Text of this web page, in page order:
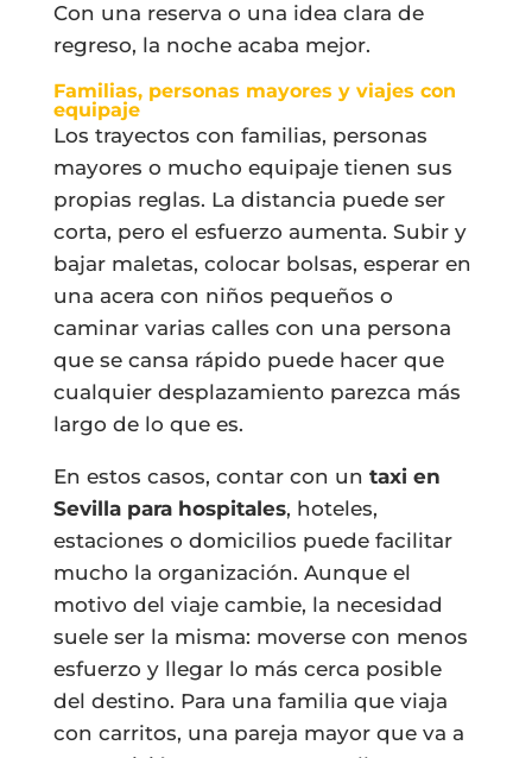
Con una reserva o una idea clara de
regreso, la noche acaba mejor.
Familias, personas mayores y viajes con
equipaje
Los trayectos con familias, personas
mayores o mucho equipaje tienen sus
propias reglas. La distancia puede ser
corta, pero el esfuerzo aumenta. Subir y
bajar maletas, colocar bolsas, esperar en
una acera con niños pequeños o
caminar varias calles con una persona
que se cansa rápido puede hacer que
cualquier desplazamiento parezca más
largo de lo que es.
En estos casos, contar con un taxi en
Sevilla para hospitales, hoteles,
estaciones o domicilios puede facilitar
mucho la organización. Aunque el
motivo del viaje cambie, la necesidad
suele ser la misma: moverse con menos
esfuerzo y llegar lo más cerca posible
del destino. Para una familia que viaja
con carritos, una pareja mayor que va a